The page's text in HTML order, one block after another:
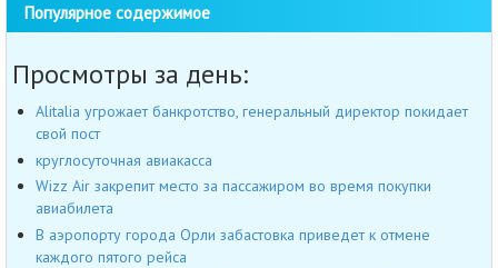
Популярное содержимое
Просмотры за день:
Alitalia угрожает банкротство, генеральный директор покидает
свой пост
круглосуточная авиакасса
Wizz Air закрепит место за пассажиром во время покупки
авиабилета
В аэропорту города Орли забастовка приведет к отмене
каждого пятого рейса